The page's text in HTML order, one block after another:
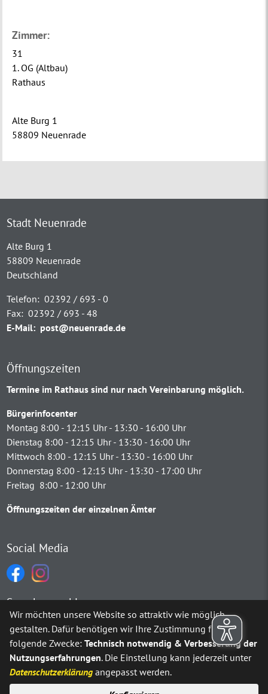
Zimmer:
31
1. OG (Altbau)
Rathaus
Alte Burg 1
58809 Neuenrade
Stadt Neuenrade
Alte Burg 1
58809 Neuenrade
Deutschland
Telefon: 02392 / 693 - 0
Fax: 02392 / 693 - 48
E-Mail: post@neuenrade.de
Öffnungszeiten
Termine im Rathaus sind nur nach Vereinbarung möglich.
Bürgerinfocenter
Montag 8:00 - 12:15 Uhr - 13:30 - 16:00 Uhr
Dienstag 8:00 - 12:15 Uhr - 13:30 - 16:00 Uhr
Mittwoch 8:00 - 12:15 Uhr - 13:30 - 16:00 Uhr
Donnerstag 8:00 - 12:15 Uhr - 13:30 - 17:00 Uhr
Freitag 8:00 - 12:00 Uhr
Öffnungszeiten der einzelnen Ämter
Social Media
Sprachauswahl
Möchten Sie vonGoogle Translate bereitgestellte externe
Ja Immer
Wir möchten unsere Website so attraktiv wie möglich
gestalten. Dafür benötigen wir Ihre Zustimmung für
folgende Zwecke:Technisch notwendig & Verbesserung der
Nutzungserfahrungen. Die Einstellung kann jederzeit unter
Datenschutzerklärung angepasst werden.